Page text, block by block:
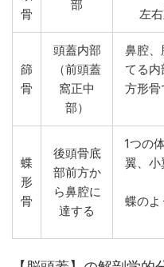
骨
部
左
篩
骨
頭蓋内部
（前頭蓋
窩正中
部）
鼻腔、
てる内
方形骨
蝶
形
骨
後頭骨底
部前方か
ら鼻腔に
達する
1つの
翼、
蝶のよ